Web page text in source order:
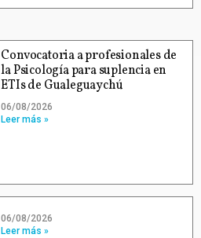
Convocatoria a profesionales de
la Psicología para suplencia en
ETIs de Gualeguaychú
06/08/2026
Leer más »
06/08/2026
Leer más »